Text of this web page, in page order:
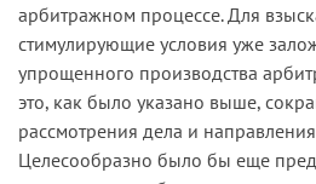
арбитражном процессе. Для
стимулирующие условия уже
упрощенного производства
это, как было указано выше,
рассмотрения дела и
Целесообразно было бы еще